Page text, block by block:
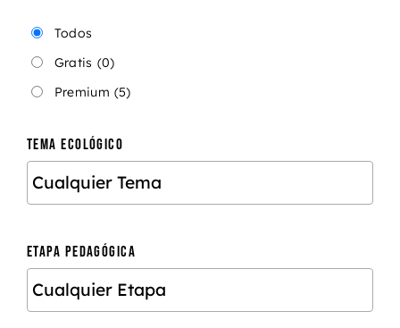
Todos
Gratis (0)
Premium (5)
TEMA ECOLÓGICO
ETAPA PEDAGÓGICA